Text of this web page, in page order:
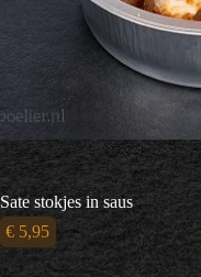
Sate stokjes in saus
€ 5,95